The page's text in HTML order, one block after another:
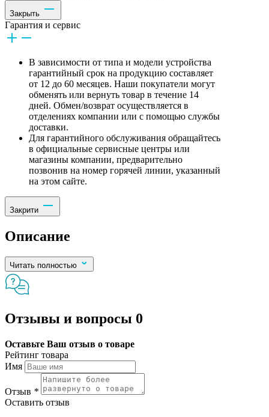
Закрыть
Гарантия и сервис
В зависимости от типа и модели устройства
гарантийный срок на продукцию составляет
от 12 до 60 месяцев. Наши покупатели могут
обменять или вернуть товар в течение 14
дней. Обмен/возврат осуществляется в
отделениях компании или с помощью службы
доставки.
Для гарантийного обслуживания обращайтесь
в официальные сервисные центры или
магазины компании, предварительно
позвонив на номер горячей линии, указанный
на этом сайте.
Закрити
Описание
Читать полностью
Отзывы и вопросы 0
Оставьте Ваш отзыв о товаре
Рейтинг товара
Имя
Отзыв *
Оставить отзыв